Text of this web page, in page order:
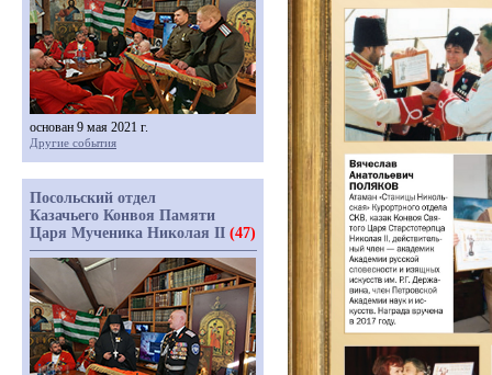
основан 9 мая 2021 г.
Другие события
Посольский отдел
Казачьего Конвоя Памяти
Царя Мученика Николая II (47)